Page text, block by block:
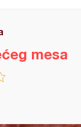
mesa